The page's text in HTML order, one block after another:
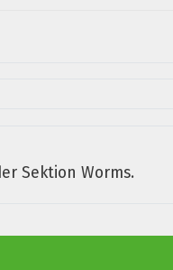
Sektion Worms.